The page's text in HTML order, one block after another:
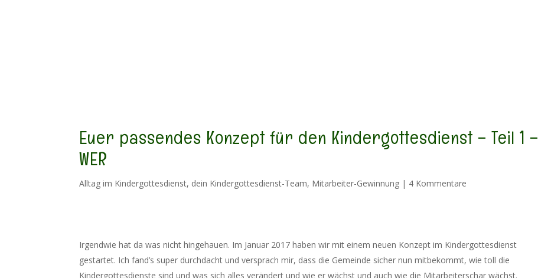
Euer passendes Konzept für den Kindergottesdienst – Teil 1 –
WER
Alltag im Kindergottesdienst, dein Kindergottesdienst-Team, Mitarbeiter-Gewinnung | 4 Kommentare
Irgendwie hat da was nicht hingehauen. Im Januar 2017 haben wir mit einem neuen Konzept im Kindergottesdienst
gestartet. Ich fand’s super durchdacht und versprach mir, dass die Gemeinde sicher nun mitbekommt, wie toll die
Kindergottesdienste sind und was sich alles verändert und wie er wächst und auch wie die Mitarbeiterschar wächst.